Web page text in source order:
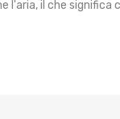
il che significa